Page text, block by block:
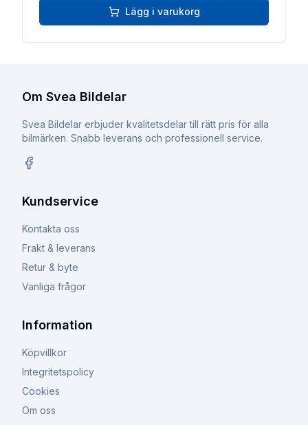
Lägg i varukorg
Om Svea Bildelar
Svea Bildelar erbjuder kvalitetsdelar till rätt pris för alla
bilmärken. Snabb leverans och professionell service.
Kundservice
Kontakta oss
Frakt & leverans
Retur & byte
Vanliga frågor
Information
Köpvillkor
Integritetspolicy
Cookies
Om oss